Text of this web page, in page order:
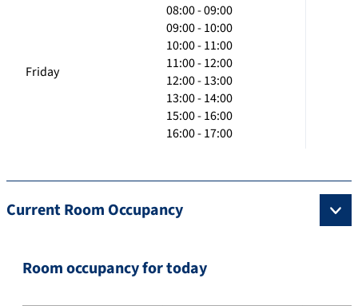
Friday
08:00 - 09:00
09:00 - 10:00
10:00 - 11:00
11:00 - 12:00
12:00 - 13:00
13:00 - 14:00
15:00 - 16:00
16:00 - 17:00
Current Room Occupancy
Room occupancy for today